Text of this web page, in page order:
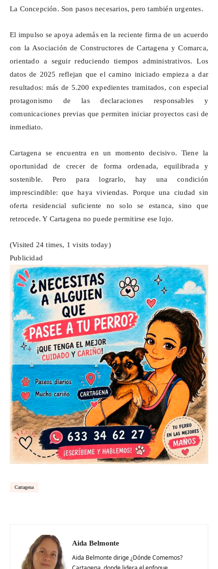
La Concepción. Son pasos necesarios, pero también urgentes.
El impulso se apoya además en la reciente firma de un acuerdo
con la Asociación de Constructores de Cartagena y Comarca,
orientado a seguir reduciendo tiempos administrativos. Los
datos de 2025 reflejan que el camino iniciado empieza a dar
resultados: más de 5.200 expedientes tramitados, con especial
protagonismo de las declaraciones responsables y
comunicaciones previas que permiten iniciar proyectos casi de
inmediato.
Cartagena se encuentra en un momento decisivo. Tiene la
oportunidad de crecer de forma ordenada, equilibrada y
sostenible. Pero para lograrlo, hay una condición
imprescindible: que haya viviendas. Porque una ciudad sin
oferta residencial suficiente no solo se estanca, sino que
retrocede. Y Cartagena no puede permitirse ese lujo.
(Visited 24 times, 1 visits today)
Publicidad
Cartagena
Aida Belmonte
Aida Belmonte dirige ¿Dónde Comemos?